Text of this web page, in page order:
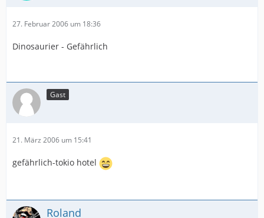
27. Februar 2006 um 18:36
Dinosaurier - Gefährlich
Gast
21. März 2006 um 15:41
gefährlich-tokio hotel
Roland